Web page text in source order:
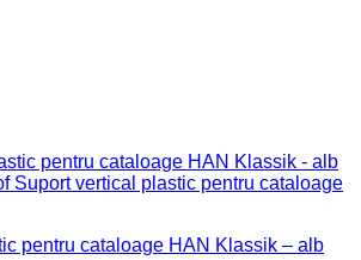
pentru cataloage HAN Klassik – alb